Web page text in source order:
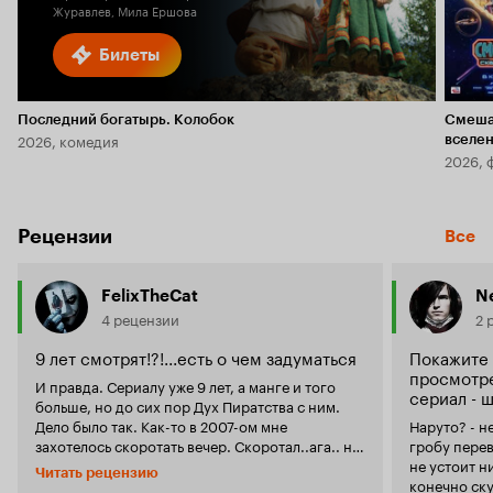
Билеты
Журавлев, Мила Ершова
Последний богатырь. Колобок
2026, комедия
2026,
Рецензии Все
FelixTheCat
4 рецензии
9 лет смотрят!?!...есть о чем задуматься
И правда. Сериалу уже 9 лет, а манге и того
больше, но до сих пор Дух Пиратства с ним.
Дело было так. Как-то в 2007-ом мне
захотелось скоротать вечер. Скоротал..ага.. на
полгода. Детский, добрый по сути, но с
серьёзным стержнем внутри, с хорошим
Читать рецензию
2
сериал -
Наруто? -
гробу
не устоит ни
конечно